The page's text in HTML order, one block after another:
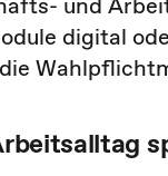
digital